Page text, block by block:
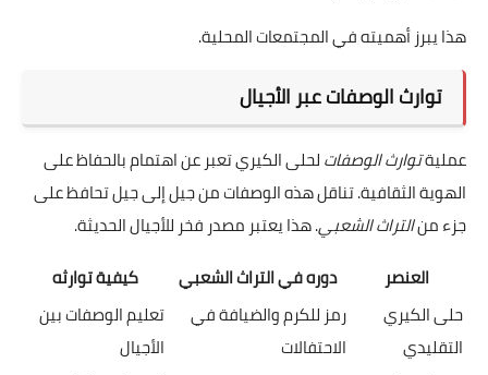
يظهر دور هذا الحلى في تعزيز الروابط العائلية والاجتماعية.
الحلى التقليدي في الفعاليات والاحتفالات
حلى الكيري التقليدييعتبر أساسًا في الفعاليات والاحتفالات. يُعتبر
تقديمه رمزًا للكرم والضيافة. يتميز بقدرته على جلب الناس وإدخال
البهجة في قلوبهم.
هذا يبرز أهميته في المجتمعات المحلية.
توارث الوصفات عبر الأجيال